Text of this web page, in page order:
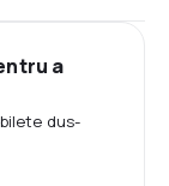
a
dus-